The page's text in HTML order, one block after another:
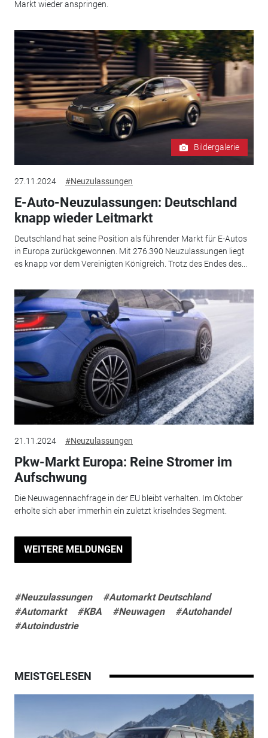
Markt wieder anspringen.
Bildergalerie
27.11.2024 #Neuzulassungen
E-Auto-Neuzulassungen: Deutschland
knapp wieder Leitmarkt
Deutschland hat seine Position als führender Markt für E-Autos
in Europa zurückgewonnen. Mit 276.390 Neuzulassungen liegt
es knapp vor dem Vereinigten Königreich. Trotz des Endes des...
21.11.2024 #Neuzulassungen
Pkw-Markt Europa: Reine Stromer im
Aufschwung
Die Neuwagennachfrage in der EU bleibt verhalten. Im Oktober
erholte sich aber immerhin ein zuletzt kriselndes Segment.
WEITERE MELDUNGEN
#Neuzulassungen
#Automarkt Deutschland
#Automarkt
#KBA #Neuwagen
#Autohandel
#Autoindustrie
MEISTGELESEN